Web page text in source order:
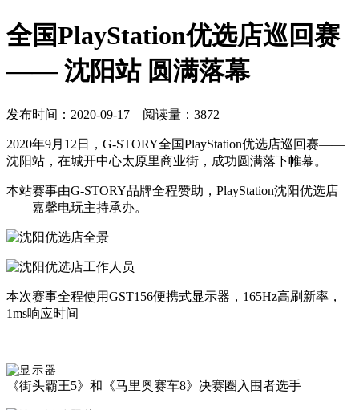
全国PlayStation优选店巡回赛
—— 沈阳站 圆满落幕
发布时间：2020-09-17 阅读量：3872
2020年9月12日，G-STORY全国PlayStation优选店巡回赛——
沈阳站，在城开中心太原里商业街，成功圆满落下帷幕。
本站赛事由G-STORY品牌全程赞助，PlayStation沈阳优选店
——嘉馨电玩主持承办。
本次赛事全程使用GST156便携式显示器，165Hz高刷新率，
1ms响应时间
《街头霸王5》和《马里奥赛车8》决赛圈入围者选手